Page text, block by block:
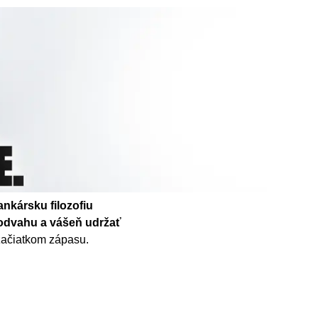
filozofiu
a vášeň udržať
zápasu.